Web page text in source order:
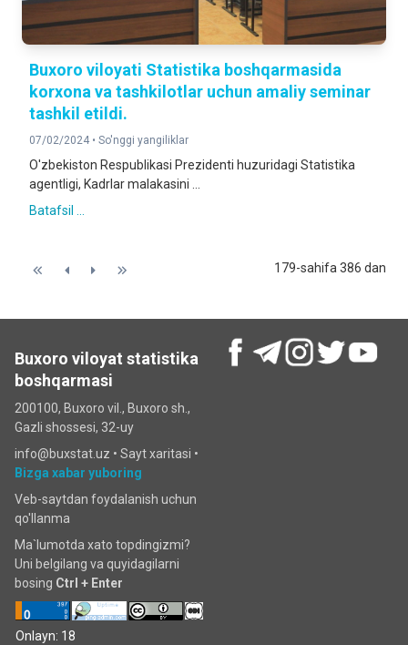
Buxoro viloyati Statistika boshqarmasida
korxona va tashkilotlar uchun amaliy seminar
tashkil etildi.
07/02/2024 • So'nggi yangiliklar
O'zbekiston Respublikasi Prezidenti huzuridagi Statistika
agentligi, Kadrlar malakasini ...
Batafsil ...
179-sahifa 386 dan
Buxoro viloyat statistika
boshqarmasi
200100, Buxoro vil., Buxoro sh.,
Gazli shossesi, 32-uy
info@buxstat.uz • Sayt xaritasi •
Bizga xabar yuboring
Veb-saytdan foydalanish uchun
qo'llanma
Ma`lumotda xato topdingizmi?
Uni belgilang va quyidagilarni
bosing Ctrl + Enter
Onlayn: 18